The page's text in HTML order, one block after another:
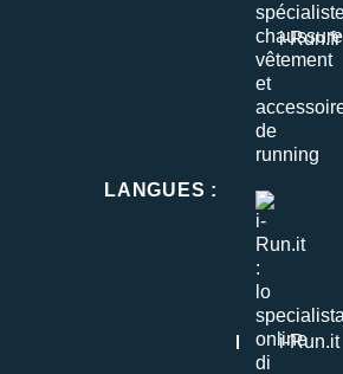
LANGUES :
i-Run.fr
i-Run.it